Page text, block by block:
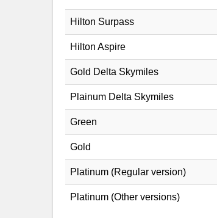
Hilton Surpass
Hilton Aspire
Gold Delta Skymiles
Plainum Delta Skymiles
Green
Gold
Platinum (Regular version)
Platinum (Other versions)